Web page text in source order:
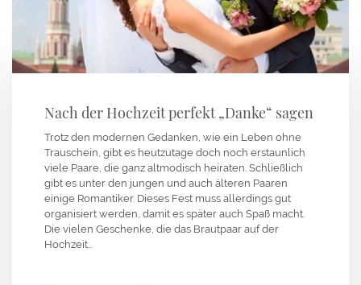
Nach der Hochzeit perfekt „Danke“ sagen
Trotz den modernen Gedanken, wie ein Leben ohne
Trauschein, gibt es heutzutage doch noch erstaunlich
viele Paare, die ganz altmodisch heiraten. Schließlich
gibt es unter den jungen und auch älteren Paaren
einige Romantiker. Dieses Fest muss allerdings gut
organisiert werden, damit es später auch Spaß macht.
Die vielen Geschenke, die das Brautpaar auf der
Hochzeit…